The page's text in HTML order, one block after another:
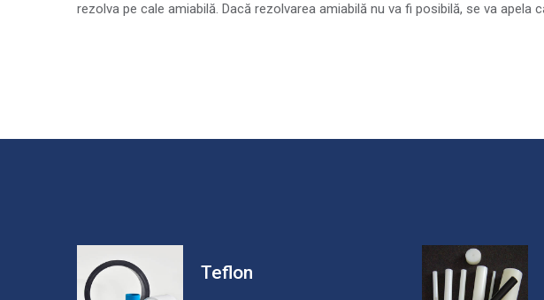
rezolva pe cale amiabilă. Dacă rezolvarea amiabilă nu va fi posibilă, se va
Teflon